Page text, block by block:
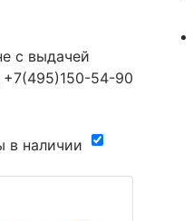
с выдачей
+7(495)150-54-90
в наличии